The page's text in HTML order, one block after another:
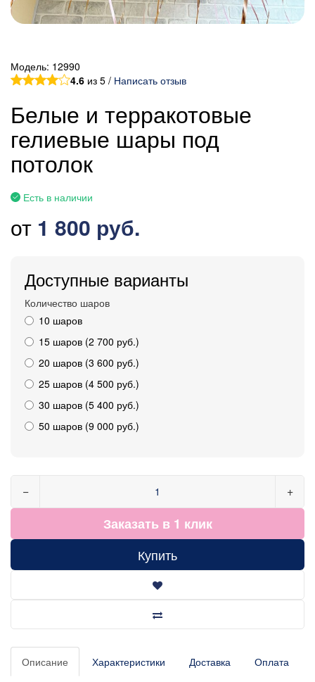
Модель: 12990
4.6 из 5 / Написать отзыв
Белые и терракотовые
гелиевые шары под
потолок
Есть в наличии
от 1 800 руб.
Доступные варианты
Количество шаров
10 шаров
15 шаров (2 700 руб.)
20 шаров (3 600 руб.)
25 шаров (4 500 руб.)
30 шаров (5 400 руб.)
50 шаров (9 000 руб.)
− +
Заказать в 1 клик
Купить
Описание Характеристики Доставка Оплата